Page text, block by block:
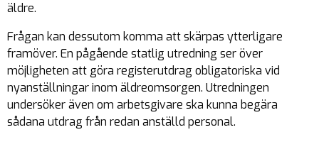
äldre.
Frågan kan dessutom komma att skärpas ytterligare
framöver. En pågående statlig utredning ser över
möjligheten att göra registerutdrag obligatoriska vid
nyanställningar inom äldreomsorgen. Utredningen
undersöker även om arbetsgivare ska kunna begära
sådana utdrag från redan anställd personal.